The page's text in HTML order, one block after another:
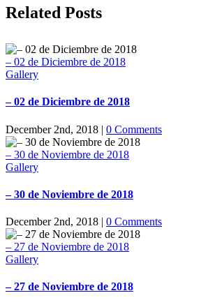
Facebook
X
LinkedIn
Pinterest
Related Posts
– 02 de Diciembre de 2018
Gallery
– 02 de Diciembre de 2018
December 2nd, 2018 | 0 Comments
– 30 de Noviembre de 2018
Gallery
– 30 de Noviembre de 2018
December 2nd, 2018 | 0 Comments
– 27 de Noviembre de 2018
Gallery
– 27 de Noviembre de 2018